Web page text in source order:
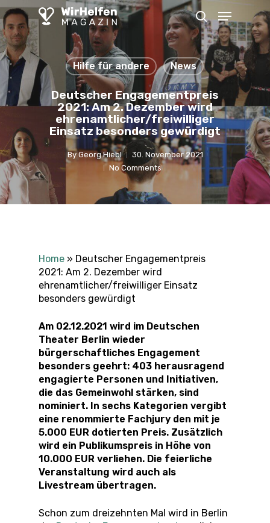
Skip
to
main
content
search
Menu
Hilfe für andere News
Deutscher Engagementpreis
2021: Am 2. Dezember wird
ehrenamtlicher/freiwilliger
Einsatz besonders gewürdigt
By Georg Hiebl
30. November 2021
No Comments
Home » Deutscher Engagementpreis
2021: Am 2. Dezember wird
ehrenamtlicher/freiwilliger Einsatz
besonders gewürdigt
Am 02.12.2021 wird im Deutschen
Theater Berlin wieder
bürgerschaftliches Engagement
besonders geehrt: 403 herausragend
engagierte Personen und Initiativen,
die das Gemeinwohl stärken, sind
nominiert. In sechs Kategorien vergibt
eine renommierte Fachjury den mit je
5.000 EUR dotierten Preis. Zusätzlich
wird ein Publikumspreis in Höhe von
10.000 EUR verliehen. Die feierliche
Veranstaltung wird auch als
Livestream übertragen.
Schon zum dreizehnten Mal wird in Berlin